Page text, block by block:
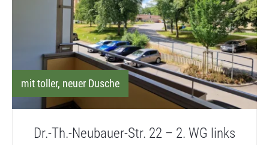
mit toller, neuer Dusche
Dr.-Th.-Neubauer-Str. 22 – 2. WG links